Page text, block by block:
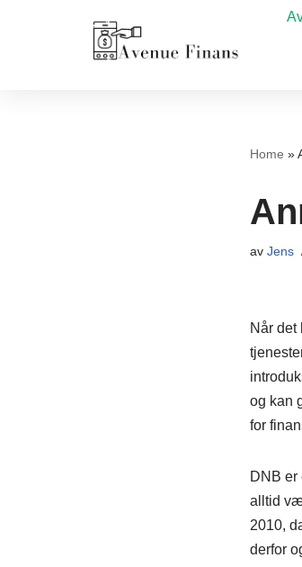
Home »
av Jens
Når det
og kan
for
DNB er
alltid
2010,
derfor